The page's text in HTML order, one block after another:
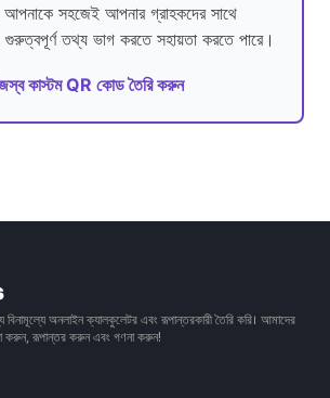
আপনাকে সহজেই আপনার গ্রাহকদের সাথে
তথ্য ভাগ করতে সহায়তা করতে পারে।
কাস্টম QR কোড তৈরি করুন
বিনামূল্যে অনলাইন ক্যালকুলেটর এবং রূপান্তরকারী তৈরি করি। আমাদের
করুন, রূপান্তর করুন এবং গণনা করুন!